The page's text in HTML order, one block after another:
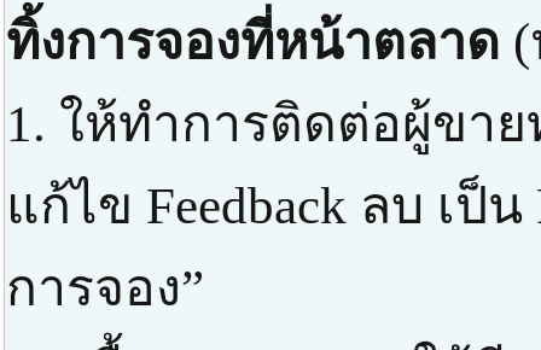
ทิ้งการจองที่หน้าตลาด
1. ให้ทำการติดต่อผู้ขา
แก้ไข Feedback ลบ เป็น
การจอง”